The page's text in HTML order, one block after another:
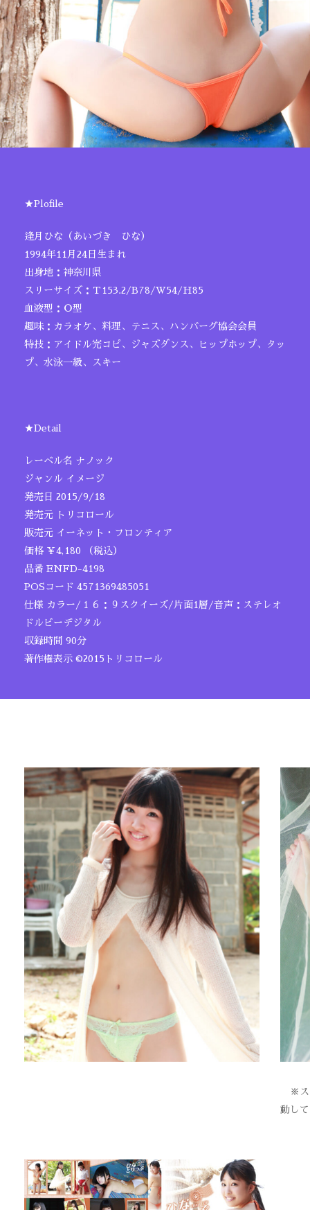
★Plofile
逢月ひな（あいづき ひな）
1994年11月24日生まれ
出身地：神奈川県
スリーサイズ：Ｔ153.2/B78/W54/H85
血液型：Ｏ型
趣味：カラオケ、料理、テニス、ハンバーグ協会会員
特技：アイドル完コピ、ジャズダンス、ヒップホップ、タッ
プ、水泳一級、スキー
★Detail
レーベル名 ナノック
ジャンル イメージ
発売日 2015/9/18
発売元 トリコロール
販売元 イーネット・フロンティア
価格 ￥4,180 （税込）
品番 ENFD-4198
POSコード 4571369485051
仕様 カラー/１６：９スクイーズ/片面1層/音声：ステレオ
ドルビーデジタル
収録時間 90分
著作権表示 ©2015トリコロール
※ス
動し